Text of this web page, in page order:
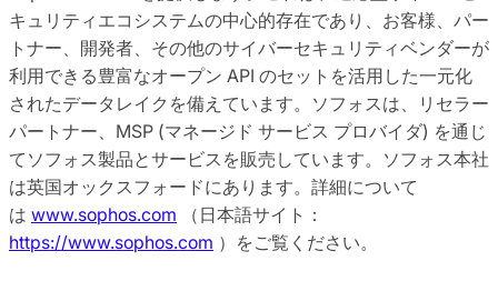
キュリティエコシステムの中心的存在であり、お客様、パー
トナー、開発者、その他のサイバーセキュリティベンダーが
利用できる豊富なオープン API のセットを活用した一元化
されたデータレイクを備えています。ソフォスは、リセラー
パートナー、MSP (マネージド サービス プロバイダ) を通じ
てソフォス製品とサービスを販売しています。ソフォス本社
は英国オックスフォードにあります。詳細について
は www.sophos.com （日本語サイト：
https://www.sophos.com ）をご覧ください。